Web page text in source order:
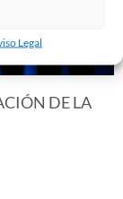
Legal
DE LA